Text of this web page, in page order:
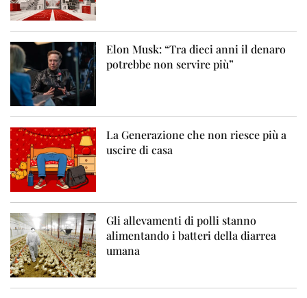
Elon Musk: “Tra dieci anni il denaro
potrebbe non servire più”
La Generazione che non riesce più a
uscire di casa
Gli allevamenti di polli stanno
alimentando i batteri della diarrea
umana